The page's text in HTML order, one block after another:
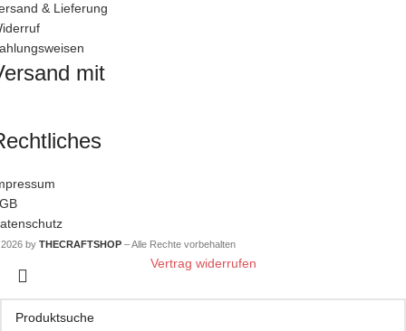
& Lieferung
mit
by THECRAFTSHOP – Alle Rechte vorbehalten
Vertrag widerrufen